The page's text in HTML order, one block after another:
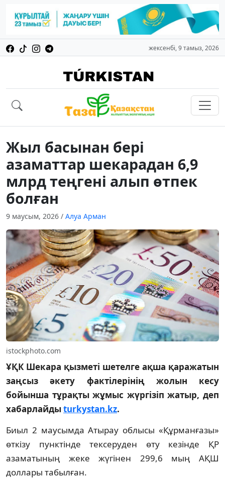
жексенбі, 9 тамыз, 2026
Жыл басынан бері
азаматтар шекарадан 6,9
млрд теңгені алып өтпек
болған
9 маусым, 2026 / Алуа Арман
istockphoto.com
ҰҚК Шекара қызметі шетелге ақша қаражатын
заңсыз әкету фактілерінің жолын кесу
бойынша тұрақты жұмыс жүргізіп жатыр, деп
хабарлайдыturkystan.kz.
Биыл 2 маусымда Атырау облысы «Құрманғазы»
өткізу пунктінде тексеруден өту кезінде ҚР
азаматының жеке жүгінен 299,6 мың АҚШ
доллары табылған.